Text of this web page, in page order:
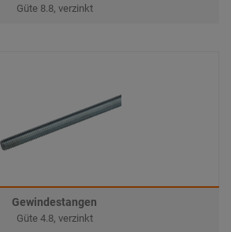
Güte 8.8, verzinkt
Gewindestangen
Güte 4.8, verzinkt